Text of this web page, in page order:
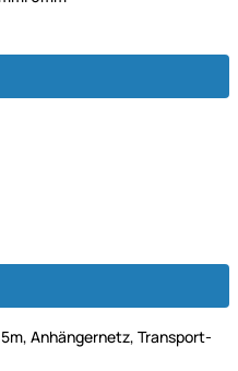
Anhängernetz, Transport-